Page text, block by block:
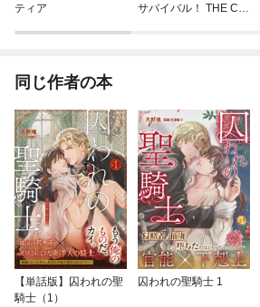
ティア
サバイバル！ THE CO
同じ作者の本
【単話版】囚われの聖
騎士（1）
囚われの聖騎士 1